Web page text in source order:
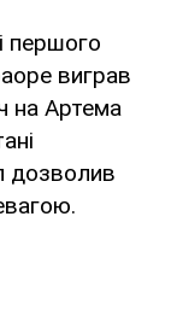
першого
виграв
на Артема
дозволив